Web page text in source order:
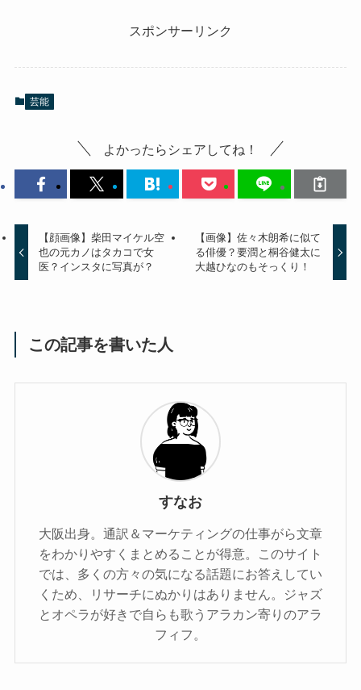
スポンサーリンク
芸能
よかったらシェアしてね！
【顔画像】柴田マイケル空
也の元カノはタカコで女
医？インスタに写真が？
【画像】佐々木朗希に似て
る俳優？要潤と桐谷健太に
大越ひなのもそっくり！
この記事を書いた人
すなお
大阪出身。通訳＆マーケティングの仕事がら文章
をわかりやすくまとめることが得意。このサイト
では、多くの方々の気になる話題にお答えしてい
くため、リサーチにぬかりはありません。ジャズ
とオペラが好きで自らも歌うアラカン寄りのアラ
フィフ。